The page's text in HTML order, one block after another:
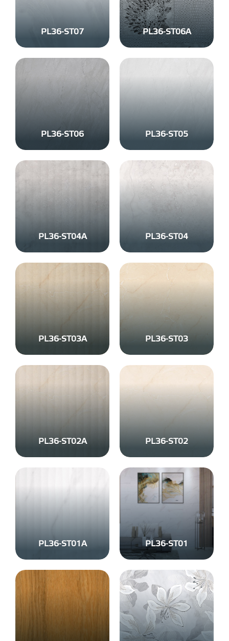
PL36-ST07 PL36-ST06A
PL36-ST06 PL36-ST05
PL36-ST04A PL36-ST04
PL36-ST03A PL36-ST03
PL36-ST02A PL36-ST02
PL36-ST01A PL36-ST01